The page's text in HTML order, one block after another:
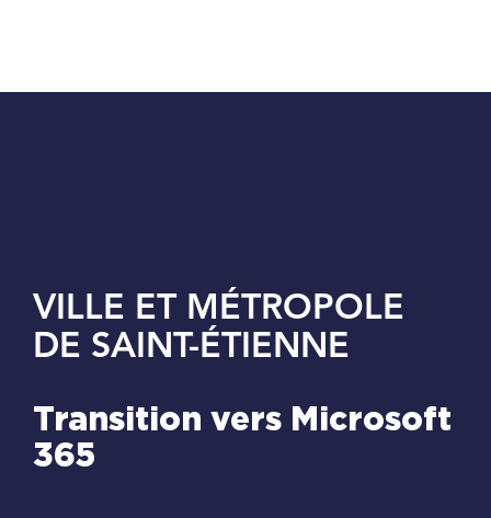
contenu
VILLE ET MÉTROPOLE
DE SAINT-ÉTIENNE
Transition vers Microsoft
365